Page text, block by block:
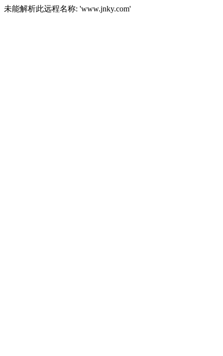
未能解析此远程名称: 'www.jnky.com'